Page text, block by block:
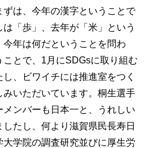
は、今年の漢字ということで
「歩」、去年が「米」という
年は何だということを問わ
とで、1月にSDGsに取り組む
、ビワイチには推進室をつく
みいただいています。桐生選手
ンバーも日本一と、うれしい
たし、何より滋賀県民長寿日
学院の調査研究並びに厚生労